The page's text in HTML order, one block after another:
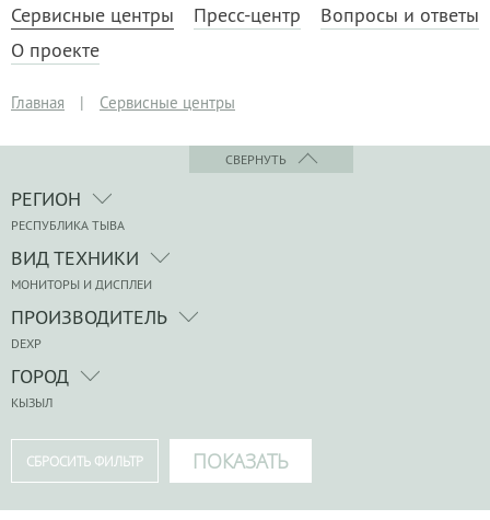
Сервисные центры Пресс-центр
Вопросы и ответы
О проекте
Главная | Сервисные центры
СВЕРНУТЬ
РЕГИОН
РЕСПУБЛИКА ТЫВА
ВИД ТЕХНИКИ
МОНИТОРЫ И ДИСПЛЕИ
ПРОИЗВОДИТЕЛЬ
DEXP
ГОРОД
КЫЗЫЛ